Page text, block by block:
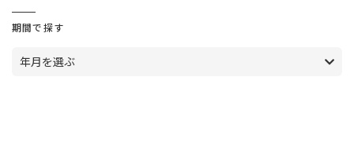
期間で探す
年月を選ぶ